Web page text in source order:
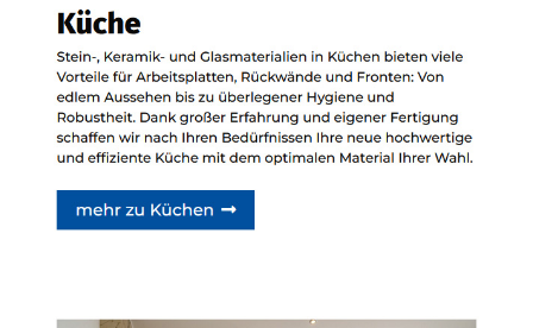
Hessigheim -
Bischoff Stein + Design:
✓Badfliesen,
Küchenarbeitsplatten,
Waschtische,
Badausstellung